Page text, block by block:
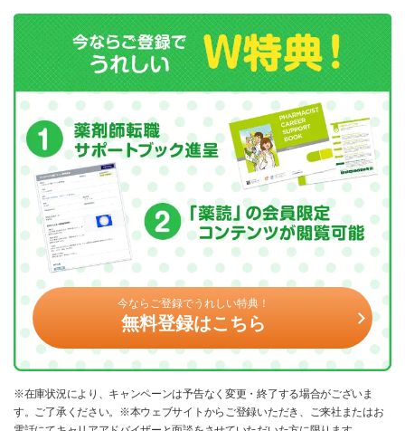
今ならご登録でうれしい特典！
無料登録はこちら
※在庫状況により、キャンペーンは予告なく変更・終了する場合がございま
す。ご了承ください。※本ウェブサイトからご登録いただき、ご来社またはお